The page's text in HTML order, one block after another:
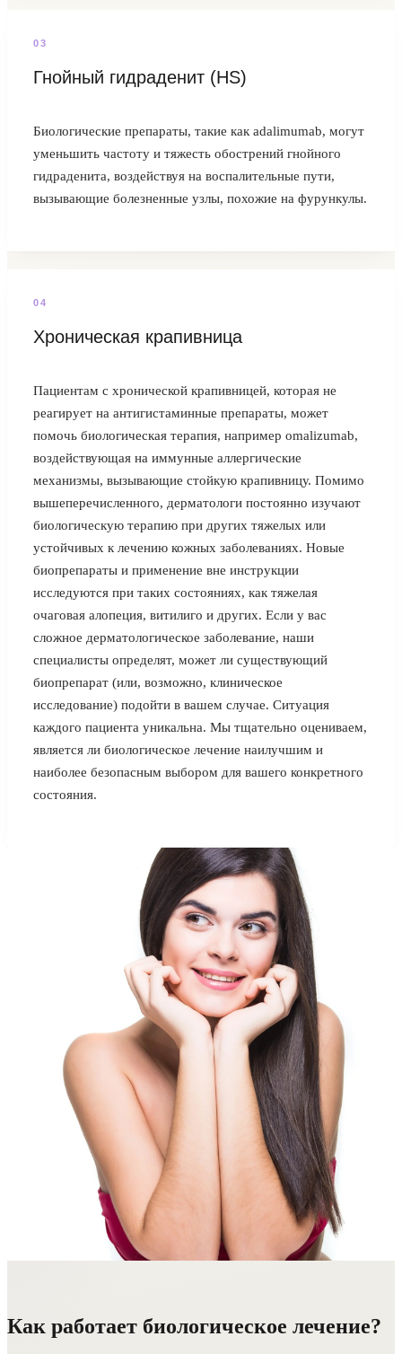
03
Гнойный гидраденит (HS)
Биологические препараты, такие как adalimumab, могут
уменьшить частоту и тяжесть обострений гнойного
гидраденита, воздействуя на воспалительные пути,
вызывающие болезненные узлы, похожие на фурункулы.
04
Хроническая крапивница
Пациентам с хронической крапивницей, которая не
реагирует на антигистаминные препараты, может
помочь биологическая терапия, например omalizumab,
воздействующая на иммунные аллергические
механизмы, вызывающие стойкую крапивницу. Помимо
вышеперечисленного, дерматологи постоянно изучают
биологическую терапию при других тяжелых или
устойчивых к лечению кожных заболеваниях. Новые
биопрепараты и применение вне инструкции
исследуются при таких состояниях, как тяжелая
очаговая алопеция, витилиго и других. Если у вас
сложное дерматологическое заболевание, наши
специалисты определят, может ли существующий
биопрепарат (или, возможно, клиническое
исследование) подойти в вашем случае. Ситуация
каждого пациента уникальна. Мы тщательно оцениваем,
является ли биологическое лечение наилучшим и
наиболее безопасным выбором для вашего конкретного
состояния.
Как работает биологическое лечение?